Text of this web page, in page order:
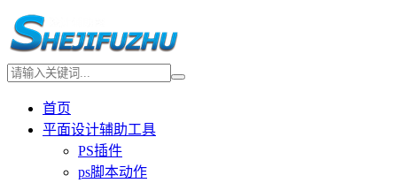
首页
平面设计辅助工具
PS插件
ps脚本动作